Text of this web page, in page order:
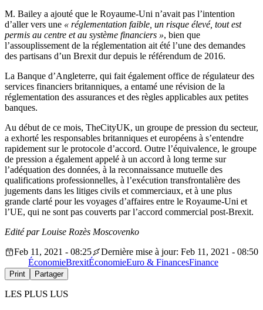
M. Bailey a ajouté que le Royaume-Uni n’avait pas l’intention
d’aller vers une « réglementation faible, un risque élevé, tout est
permis au centre et au système financiers », bien que
l’assouplissement de la réglementation ait été l’une des demandes
des partisans d’un Brexit dur depuis le référendum de 2016.
La Banque d’Angleterre, qui fait également office de régulateur des
services financiers britanniques, a entamé une révision de la
réglementation des assurances et des règles applicables aux petites
banques.
Au début de ce mois, TheCityUK, un groupe de pression du secteur,
a exhorté les responsables britanniques et européens à s’entendre
rapidement sur le protocole d’accord. Outre l’équivalence, le groupe
de pression a également appelé à un accord à long terme sur
l’adéquation des données, à la reconnaissance mutuelle des
qualifications professionnelles, à l’exécution transfrontalière des
jugements dans les litiges civils et commerciaux, et à une plus
grande clarté pour les voyages d’affaires entre le Royaume-Uni et
l’UE, qui ne sont pas couverts par l’accord commercial post-Brexit.
Edité par Louise Rozès Moscovenko
Feb 11, 2021 - 08:25
Dernière mise à jour: Feb 11, 2021 - 08:50
ÉconomieBrexitÉconomieEuro & FinancesFinance
Print Partager
LES PLUS LUS